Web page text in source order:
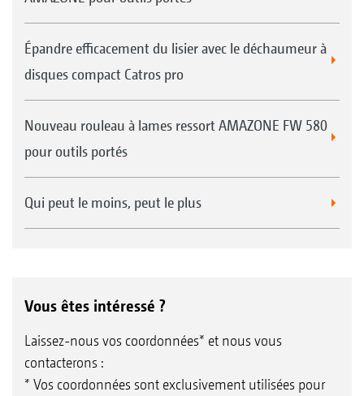
Épandre efficacement du lisier avec le déchaumeur à
disques compact Catros pro
Nouveau rouleau à lames ressort AMAZONE FW 580
pour outils portés
Qui peut le moins, peut le plus
Vous êtes intéressé ?
Laissez-nous vos coordonnées* et nous vous
contacterons :
* Vos coordonnées sont exclusivement utilisées pour